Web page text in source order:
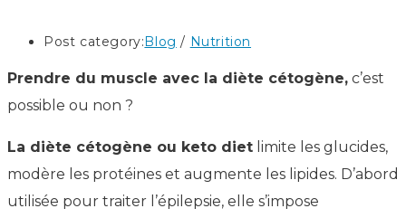
Post category:Blog / Nutrition
Prendre du muscle avec la diète cétogène, c’est
possible ou non ?
La diète cétogène ou keto diet limite les glucides,
modère les protéines et augmente les lipides. D’abord
utilisée pour traiter l’épilepsie, elle s’impose